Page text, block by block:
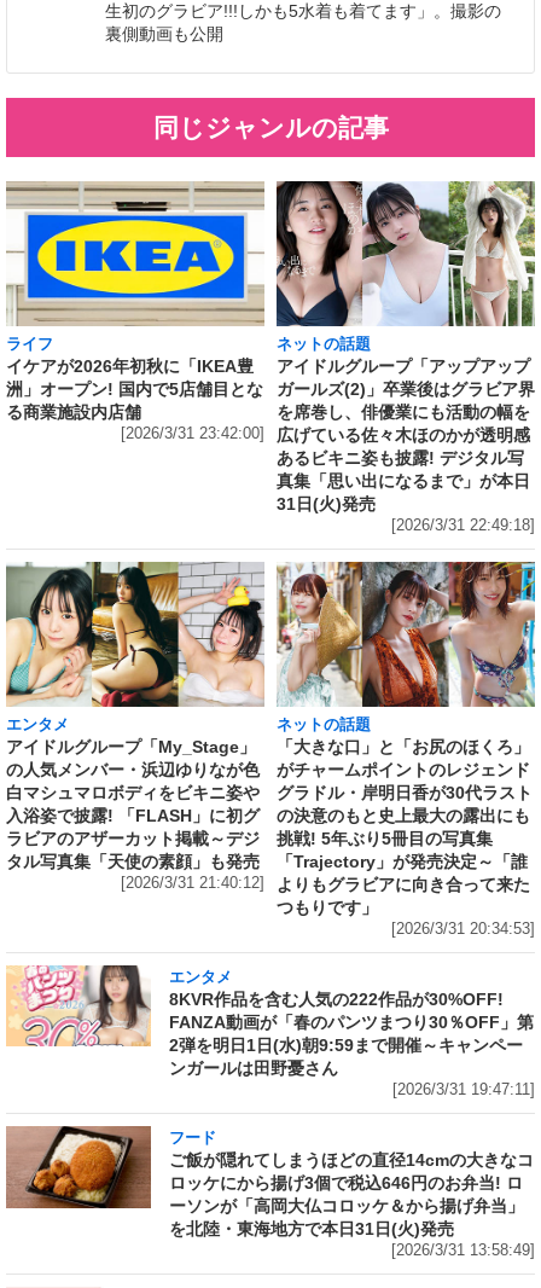
生初のグラビア!!!しかも5水着も着てます」。撮影の
裏側動画も公開
同じジャンルの記事
ライフ
イケアが2026年初秋に「IKEA豊
洲」オープン! 国内で5店舗目とな
る商業施設内店舗
[2026/3/31 23:42:00]
ネットの話題
アイドルグループ「アップアップ
ガールズ(2)」卒業後はグラビア界
を席巻し、俳優業にも活動の幅を
広げている佐々木ほのかが透明感
あるビキニ姿も披露! デジタル写
真集「思い出になるまで」が本日
31日(火)発売
[2026/3/31 22:49:18]
エンタメ
アイドルグループ「My_Stage」
の人気メンバー・浜辺ゆりなが色
白マシュマロボディをビキニ姿や
入浴姿で披露! 「FLASH」に初グ
ラビアのアザーカット掲載～デジ
タル写真集「天使の素顔」も発売
[2026/3/31 21:40:12]
ネットの話題
「大きな口」と「お尻のほくろ」
がチャームポイントのレジェンド
グラドル・岸明日香が30代ラスト
の決意のもと史上最大の露出にも
挑戦! 5年ぶり5冊目の写真集
「Trajectory」が発売決定～「誰
よりもグラビアに向き合って来た
つもりです」
[2026/3/31 20:34:53]
エンタメ
8KVR作品を含む人気の222作品が30%OFF!
FANZA動画が「春のパンツまつり30％OFF」第
2弾を明日1日(水)朝9:59まで開催～キャンペー
ンガールは田野憂さん
[2026/3/31 19:47:11]
フード
ご飯が隠れてしまうほどの直径14cmの大きなコ
ロッケにから揚げ3個で税込646円のお弁当! ロ
ーソンが「高岡大仏コロッケ＆から揚げ弁当」
を北陸・東海地方で本日31日(火)発売
[2026/3/31 13:58:49]